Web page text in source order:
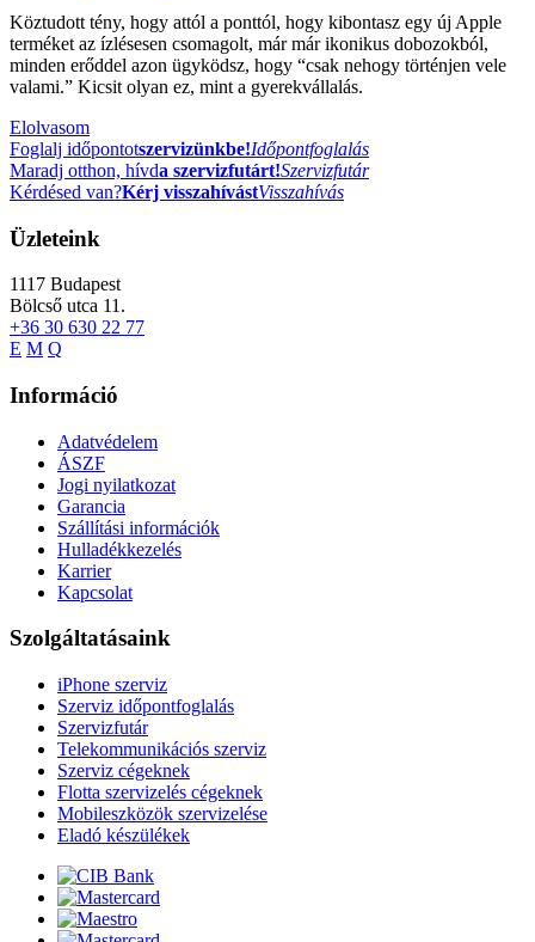
Köztudott tény, hogy attól a ponttól, hogy kibontasz egy új Apple
terméket az ízlésesen csomagolt, már már ikonikus dobozokból,
minden erőddel azon ügyködsz, hogy “csak nehogy történjen vele
valami.” Kicsit olyan ez, mint a gyerekvállalás.
Elolvasom
Foglalj időpontotszervizünkbe!Időpontfoglalás
Maradj otthon, hívda szervizfutárt!Szervizfutár
Kérdésed van?Kérj visszahívástVisszahívás
Üzleteink
1117 Budapest
Bölcső utca 11.
+36 30 630 22 77
E M Q
Információ
Adatvédelem
ÁSZF
Jogi nyilatkozat
Garancia
Szállítási információk
Hulladékkezelés
Karrier
Kapcsolat
Szolgáltatásaink
iPhone szerviz
Szerviz időpontfoglalás
Szervizfutár
Telekommunikációs szerviz
Szerviz cégeknek
Flotta szervizelés cégeknek
Mobileszközök szervizelése
Eladó készülékek